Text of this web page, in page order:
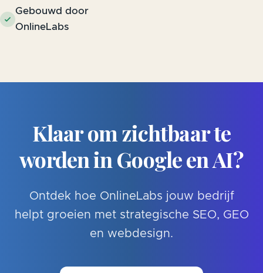
Gebouwd door
OnlineLabs
Klaar om zichtbaar te
worden in Google en AI?
Ontdek hoe OnlineLabs jouw bedrijf
helpt groeien met strategische SEO, GEO
en webdesign.